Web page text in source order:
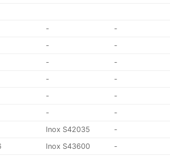
- -
- -
- -
- -
- -
- -
Inox S42035 -
Inox S43600 -